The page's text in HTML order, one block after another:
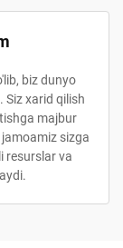
biz dunyo
Siz xarid qilish
majbur
sizga
resurslar va